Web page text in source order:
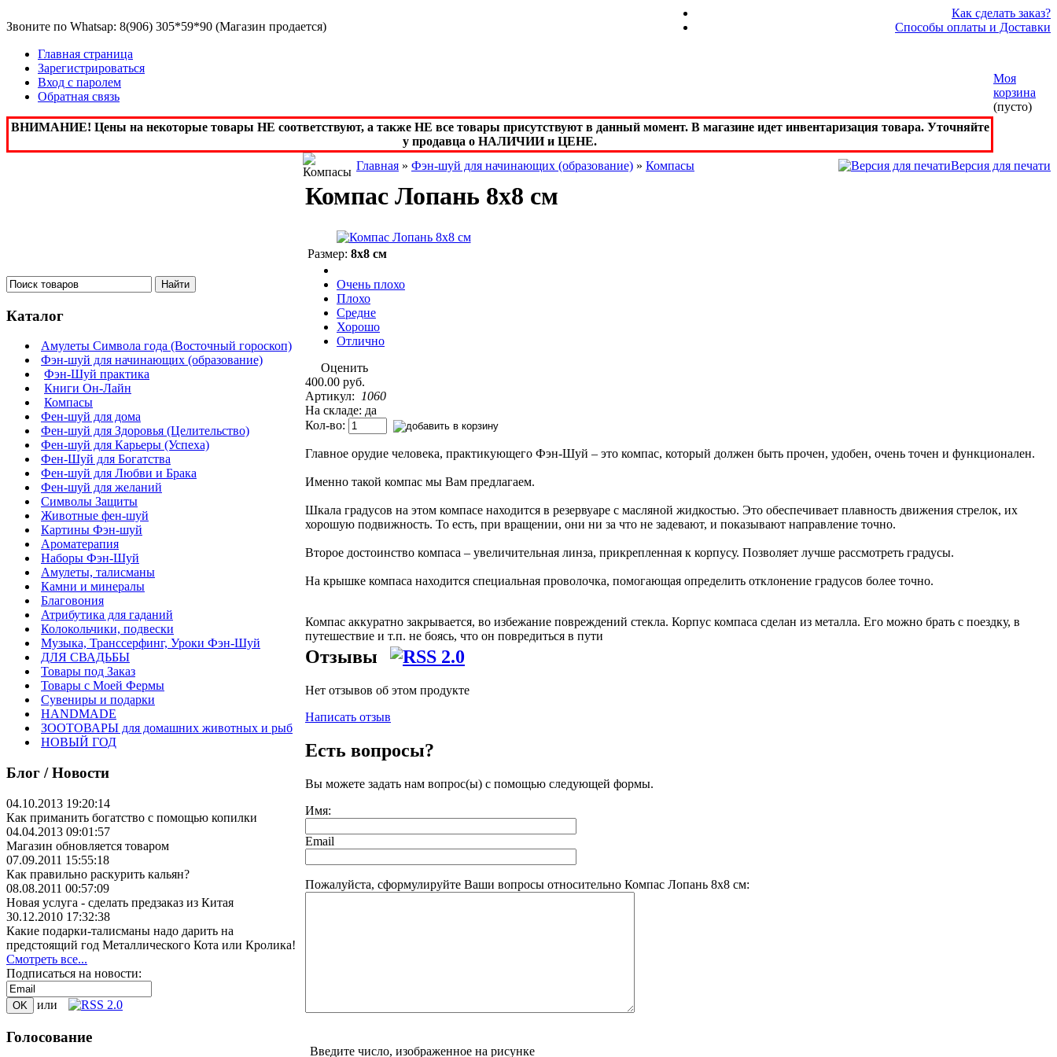
Звоните по Whatsap: 8(906) 305*59*90 (Магазин продается)
Как сделать заказ?
Способы оплаты и Доставки
Главная страница
Зарегистрироваться
Вход с паролем
Обратная связь
ВНИМАНИЕ! Цены на некоторые товары НЕ соответствуют, а также НЕ все товары присутствуют в данный момент. В магазине идет инвентаризация товара. Уточняйте
у продавца о НАЛИЧИИ и ЦЕНЕ.
Моя
корзина
(пусто)
Каталог
Амулеты Символа года (Восточный гороскоп)
Фэн-шуй для начинающих (образование)
Фэн-Шуй практика
Книги Он-Лайн
Компасы
Фен-шуй для дома
Фен-шуй для Здоровья (Целительство)
Фен-шуй для Карьеры (Успеха)
Фен-Шуй для Богатства
Фен-шуй для Любви и Брака
Фен-шуй для желаний
Символы Защиты
Животные фен-шуй
Картины Фэн-шуй
Ароматерапия
Наборы Фэн-Шуй
Амулеты, талисманы
Камни и минералы
Благовония
Атрибутика для гаданий
Колокольчики, подвески
Музыка, Транссерфинг, Уроки Фэн-Шуй
ДЛЯ СВАДЬБЫ
Товары под Заказ
Товары с Моей Фермы
Сувениры и подарки
HANDMADE
ЗООТОВАРЫ для домашних животных и рыб
НОВЫЙ ГОД
Блог / Новости
04.10.2013 19:20:14
Как приманить богатство с помощью копилки
04.04.2013 09:01:57
Магазин обновляется товаром
07.09.2011 15:55:18
Как правильно раскурить кальян?
08.08.2011 00:57:09
Новая услуга - сделать предзаказ из Китая
30.12.2010 17:32:38
Какие подарки-талисманы надо дарить на
предстоящий год Металлического Кота или Кролика!
Смотреть все...
Подписаться на новости:
или
Голосование
Главная » Фэн-шуй для начинающих (образование) » Компасы Версия для печати
Компас Лопань 8х8 см
Размер: 8х8 см
Очень плохо
Плохо
Средне
Хорошо
Отлично
Оценить
400.00 руб.
Артикул:
1060
На складе: да
Кол-во:
Главное орудие человека, практикующего Фэн-Шуй – это компас, который должен быть прочен, удобен, очень точен и функционален.
Именно такой компас мы Вам предлагаем.
Шкала градусов на этом компасе находится в резервуаре с масляной жидкостью. Это обеспечивает плавность движения стрелок, их
хорошую подвижность. То есть, при вращении, они ни за что не задевают, и показывают направление точно.
Второе достоинство компаса – увеличительная линза, прикрепленная к корпусу. Позволяет лучше рассмотреть градусы.
На крышке компаса находится специальная проволочка, помогающая определить отклонение градусов более точно.
Компас аккуратно закрывается, во избежание повреждений стекла. Корпус компаса сделан из металла. Его можно брать с поездку, в
путешествие и т.п. не боясь, что он повредиться в пути
Отзывы
Нет отзывов об этом продукте
Написать отзыв
Есть вопросы?
Вы можете задать нам вопрос(ы) с помощью следующей формы.
Имя:
Email
Пожалуйста, сформулируйте Ваши вопросы относительно Компас Лопань 8х8 см:
Введите число, изображенное на рисунке